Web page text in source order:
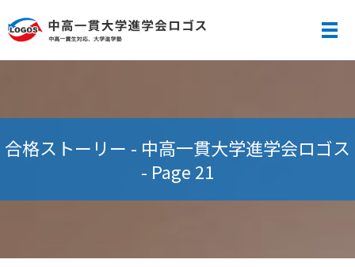
メ
合格ストーリー - 中高一貫大学進学会ロゴス
- Page 21